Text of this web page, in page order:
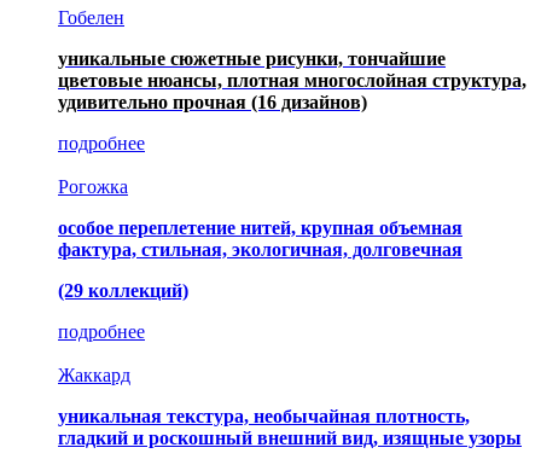
Гобелен
уникальные сюжетные рисунки, тончайшие
цветовые нюансы, плотная многослойная структура,
удивительно прочная (16 дизайнов)
подробнее
Рогожка
особое переплетение нитей, крупная объемная
фактура, стильная, экологичная, долговечная
(29 коллекций)
подробнее
Жаккард
уникальная текстура, необычайная плотность,
гладкий и роскошный внешний вид, изящные узоры